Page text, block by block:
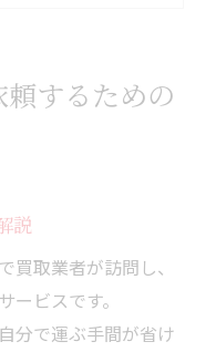
見極めるコツ
の質を判断
業者の選び方
事前確認
出張買取の見極
するための
説
買取業者が訪問し、
ビスです。
分で運ぶ手間が省け